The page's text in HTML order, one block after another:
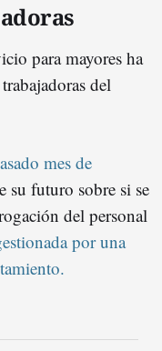
para mayores ha
del
mes de
su futuro sobre si se
del personal
por una